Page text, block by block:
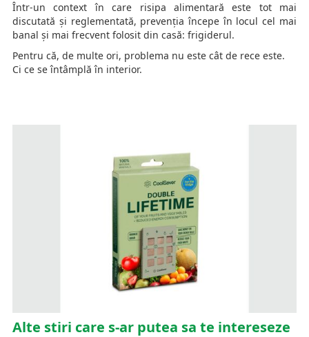
Într-un context în care risipa alimentară este tot mai
discutată și reglementată, prevenția începe în locul cel mai
banal și mai frecvent folosit din casă: frigiderul.
Pentru că, de multe ori, problema nu este cât de rece este.
Ci ce se întâmplă în interior.
Alte stiri care s-ar putea sa te intereseze